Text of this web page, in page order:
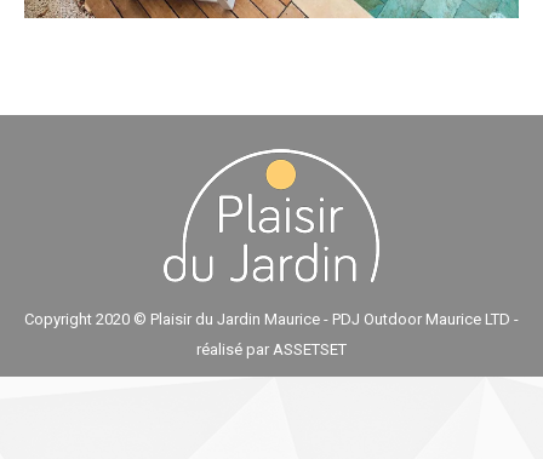
Copyright 2020 © Plaisir du Jardin Maurice - PDJ Outdoor Maurice LTD -
réalisé par ASSETSET